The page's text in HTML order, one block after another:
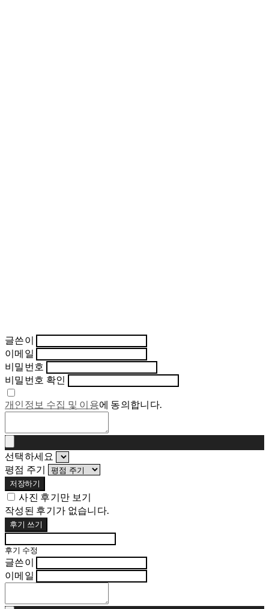
글쓴이
이메일
비밀번호
비밀번호 확인
개인정보 수집 및 이용에 동의합니다.
선택하세요
평점 주기
저장하기
사진 후기만 보기
작성된 후기가 없습니다.
후기 쓰기
후기 수정
글쓴이
이메일